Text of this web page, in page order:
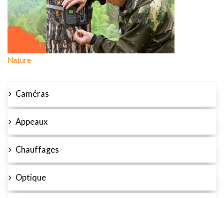
Nature
Caméras
Appeaux
Chauffages
Optique